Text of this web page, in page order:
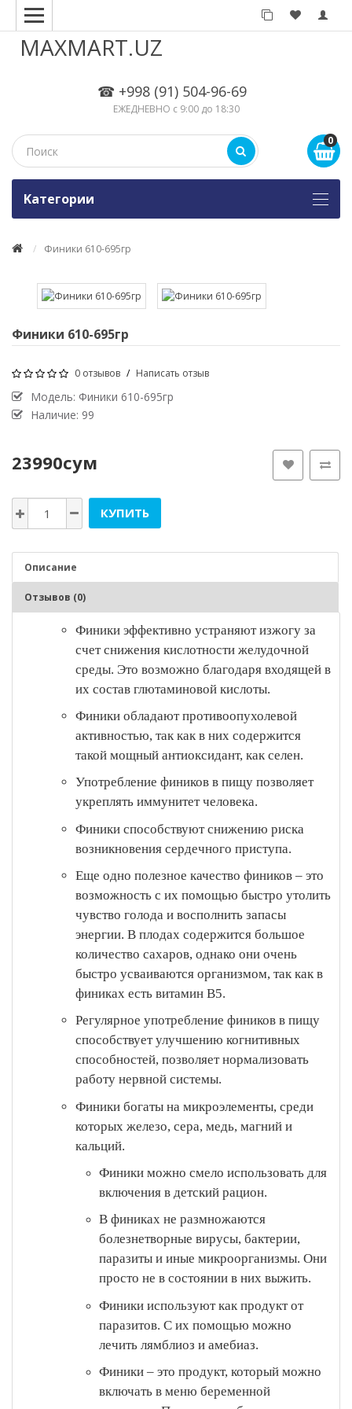
MAXMART.UZ
☎ +998 (91) 504-96-69
ЕЖЕДНЕВНО с 9:00 до 18:30
0
Kатегории
Финики 610-695гр
Финики 610-695гр
0 отзывов / Написать отзыв
Модель: Финики 610-695гр
Наличие: 99
23990сум
КУПИТЬ
Описание
Отзывов (0)
Финики эффективно устраняют изжогу за
счет снижения кислотности желудочной
среды. Это возможно благодаря входящей в
их состав глютаминовой кислоты.
Финики обладают противоопухолевой
активностью, так как в них содержится
такой мощный антиоксидант, как селен.
Употребление фиников в пищу позволяет
укреплять иммунитет человека.
Финики способствуют снижению риска
возникновения сердечного приступа.
Еще одно полезное качество фиников – это
возможность с их помощью быстро утолить
чувство голода и восполнить запасы
энергии. В плодах содержится большое
количество сахаров, однако они очень
быстро усваиваются организмом, так как в
финиках есть витамин В5.
Регулярное употребление фиников в пищу
способствует улучшению когнитивных
способностей, позволяет нормализовать
работу нервной системы.
Финики богаты на микроэлементы, среди
которых железо, сера, медь, магний и
кальций.
Финики можно смело использовать для
включения в детский рацион.
В финиках не размножаются
болезнетворные вирусы, бактерии,
паразиты и иные микроорганизмы. Они
просто не в состоянии в них выжить.
Финики используют как продукт от
паразитов. С их помощью можно
лечить лямблиоз и амебиаз.
Финики – это продукт, который можно
включать в меню беременной